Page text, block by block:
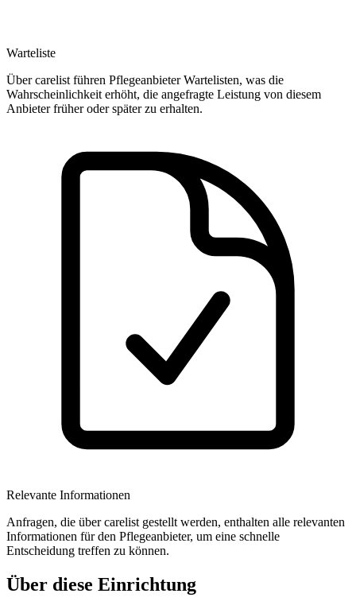
Warteliste
Über carelist führen Pflegeanbieter Wartelisten, was die
Wahrscheinlichkeit erhöht, die angefragte Leistung von diesem
Anbieter früher oder später zu erhalten.
Relevante Informationen
Anfragen, die über carelist gestellt werden, enthalten alle relevanten
Informationen für den Pflegeanbieter, um eine schnelle
Entscheidung treffen zu können.
Über diese Einrichtung